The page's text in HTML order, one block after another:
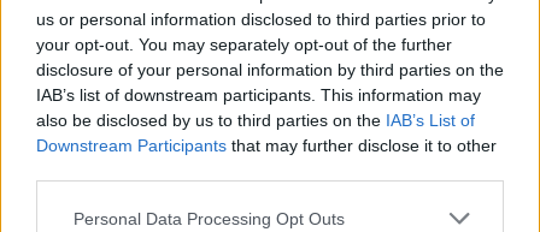
us or personal information disclosed to third parties prior to
your opt-out. You may separately opt-out of the further
disclosure of your personal information by third parties on the
IAB’s list of downstream participants. This information may
also be disclosed by us to third parties on the IAB’s List of
Downstream Participants that may further disclose it to other
Personal Data Processing Opt Outs
Vorheriger Artikel Nächster Artikel